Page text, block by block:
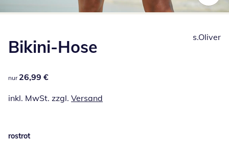
Bikini-Hose
26,99 €
nur 26,99 €
inkl. MwSt. zzgl. Versand
s.Oliver
rostrot